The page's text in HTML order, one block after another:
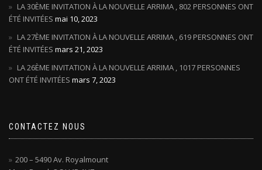
LA 30ÈME INVITATION À LA NOUVELLE ARRIMA , 802 PERSONNES ONT
ÉTÉ INVITÉES mai 10, 2023
LA 27ÈME INVITATION À LA NOUVELLE ARRIMA , 619 PERSONNES ONT
ÉTÉ INVITÉES mars 21, 2023
LA 26ÈME INVITATION À LA NOUVELLE ARRIMA , 1017 PERSONNES
ONT ÉTÉ INVITÉES mars 7, 2023
CONTACTEZ NOUS
200 – 5490 Av. Royalmount